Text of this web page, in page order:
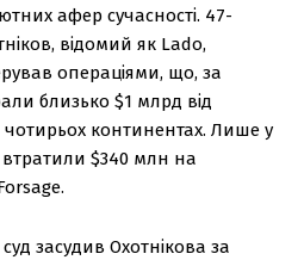
афер сучасності. 47-
відомий як Lado,
операціями, що, за
близько $1 млрд від
чотирьох континентах. Лише у
втратили $340 млн на
засудив Охотнікова за